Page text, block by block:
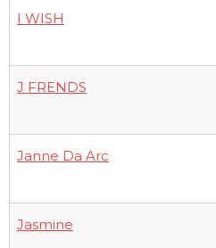
I WISH
J FRENDS
Janne Da Arc
Jasmine